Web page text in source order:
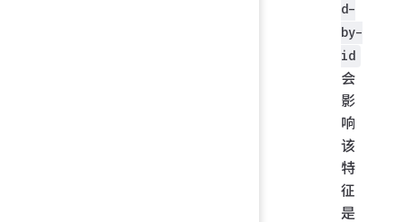
d-
by-
id
会
影
响
该
特
征
是